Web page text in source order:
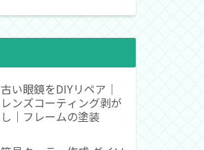
古い眼鏡をDIYリペア｜
レンズコーティング剥が
し｜フレームの塗装